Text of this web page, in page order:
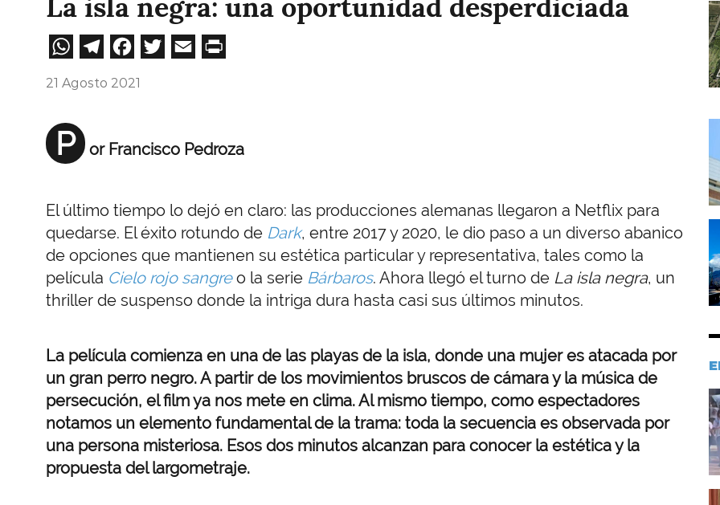
La isla negra: una oportunidad desperdiciada
WhatsApp
Telegram
Facebook
Twitter
Email
21 Agosto 2021
P or Francisco Pedroza
El último tiempo lo dejó en claro: las producciones alemanas llegaron a Netflix para
quedarse. El éxito rotundo de Dark, entre 2017 y 2020, le dio paso a un diverso abanico
de opciones que mantienen su estética particular y representativa, tales como la
película Cielo rojo sangreo la serie Bárbaros. Ahora llegó el turno de La isla negra, un
thriller de suspenso donde la intriga dura hasta casi sus últimos minutos.
La película comienza en una de las playas de la isla, donde una mujer es atacada por
un gran perro negro. A partir de los movimientos bruscos de cámara y la música de
persecución, el film ya nos mete en clima. Al mismo tiempo, como espectadores
notamos un elemento fundamental de la trama: toda la secuencia es observada por
una persona misteriosa. Esos dos minutos alcanzan para conocer la estética y la
propuesta del largometraje.